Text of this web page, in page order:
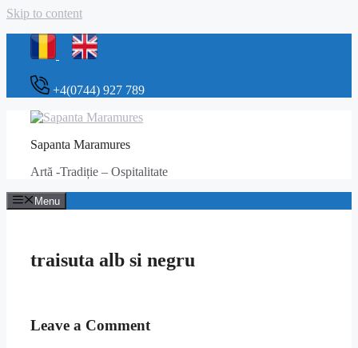
Skip to content
+4(0744) 927 789
Sapanta Maramures
Artă -Tradiție – Ospitalitate
Menu
traisuta alb si negru
Leave a Comment